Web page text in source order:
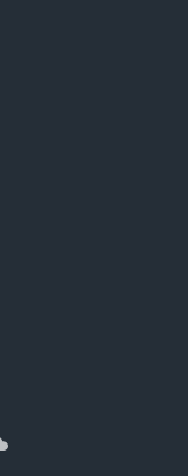
SoundCloud